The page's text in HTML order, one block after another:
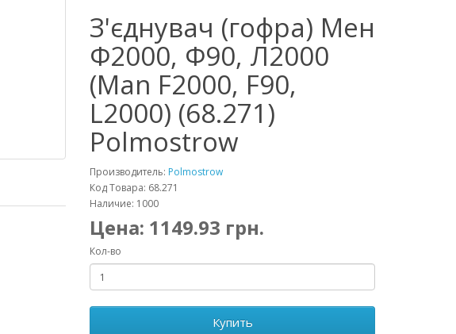
З'єднувач (гофра) Мен
Ф2000, Ф90, Л2000
(Man F2000, F90,
L2000) (68.271)
Polmostrow
Производитель: Polmostrow
Код Товара: 68.271
Наличие: 1000
Цена: 1149.93 грн.
Кол-во
Купить